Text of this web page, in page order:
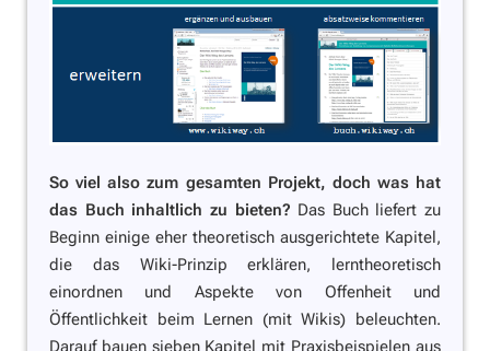
So viel also zum gesamten Projekt, doch was hat
das Buch inhaltlich zu bieten? Das Buch liefert zu
Beginn einige eher theoretisch ausgerichtete Kapitel,
die das Wiki-Prinzip erklären, lerntheoretisch
einordnen und Aspekte von Offenheit und
Öffentlichkeit beim Lernen (mit Wikis) beleuchten.
Darauf bauen sieben Kapitel mit Praxisbeispielen aus